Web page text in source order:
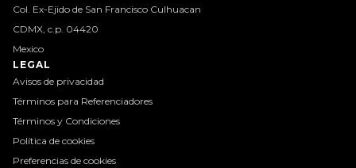
Col. Ex-Ejido de San Francisco Culhuacan
CDMX, c.p. 04420
Mexico
LEGAL
Avisos de privacidad
Términos para Referenciadores
Términos y Condiciones
Política de cookies
Preferencias de cookies